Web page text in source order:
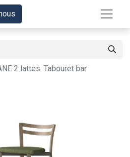
2 lattes. Tabouret bar